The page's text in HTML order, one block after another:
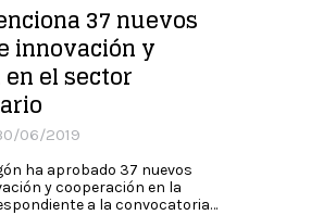
37 nuevos
innovación y
el sector
06/2019
ha aprobado 37 nuevos
y cooperación en la
a la convocatoria…